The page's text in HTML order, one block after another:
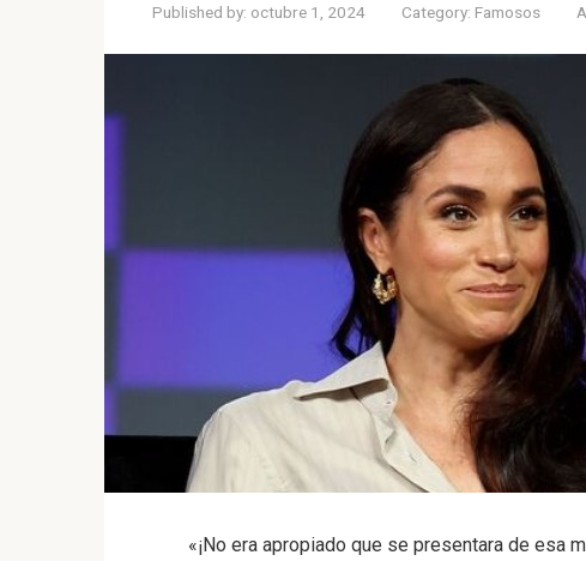
Published by: octubre 1, 2024 Category: Famosos
«¡No era apropiado que se presentara de esa